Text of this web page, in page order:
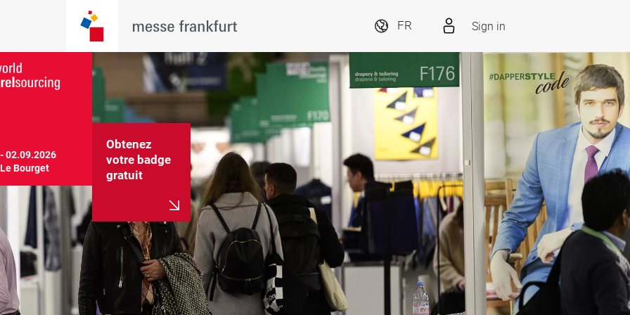
FR Sign in
02.09.2026
Bourget
Obtenez
votre badge
gratuit